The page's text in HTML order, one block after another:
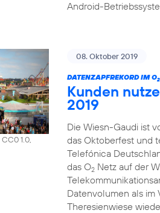
Android-
CC0 1.0,
08. Oktober 2019
DATENZAPFREKORD IM O2
Kunden
2019
Die Wiesn-Gaudi ist
das Oktoberfest und
Telefónica
das O2 Netz auf der
Datenvolumen als im
Theresienwiese